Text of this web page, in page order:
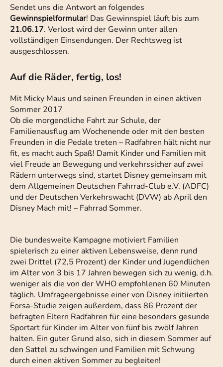
Sendet uns die Antwort an folgendes
Gewinnspielformular! Das Gewinnspiel läuft bis zum
21.06.17. Verlost wird der Gewinn unter allen
vollständigen Einsendungen. Der Rechtsweg ist
ausgeschlossen.
Auf die Räder, fertig, los!
Mit Micky Maus und seinen Freunden in einen aktiven
Sommer 2017
Ob die morgendliche Fahrt zur Schule, der
Familienausflug am Wochenende oder mit den besten
Freunden in die Pedale treten – Radfahren hält nicht nur
fit, es macht auch Spaß! Damit Kinder und Familien mit
viel Freude an Bewegung und verkehrssicher auf zwei
Rädern unterwegs sind, startet Disney gemeinsam mit
dem Allgemeinen Deutschen Fahrrad-Club e.V. (ADFC)
und der Deutschen Verkehrswacht (DVW) ab April den
Disney Mach mit! – Fahrrad Sommer.
Die bundesweite Kampagne motiviert Familien
spielerisch zu einer aktiven Lebensweise, denn rund
zwei Drittel (72,5 Prozent) der Kinder und Jugendlichen
im Alter von 3 bis 17 Jahren bewegen sich zu wenig, d.h.
weniger als die von der WHO empfohlenen 60 Minuten
täglich. Umfrageergebnisse einer von Disney initiierten
Forsa-Studie zeigen außerdem, dass 86 Prozent der
befragten Eltern Radfahren für eine besonders gesunde
Sportart für Kinder im Alter von fünf bis zwölf Jahren
halten. Ein guter Grund also, sich in diesem Sommer auf
den Sattel zu schwingen und Familien mit Schwung
durch einen aktiven Sommer zu begleiten!